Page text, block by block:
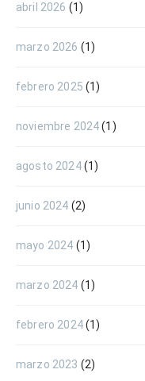
abril 2026 (1)
marzo 2026 (1)
febrero 2025 (1)
noviembre 2024(1)
agosto 2024(1)
junio 2024 (2)
mayo 2024 (1)
marzo 2024 (1)
febrero 2024(1)
marzo 2023 (2)